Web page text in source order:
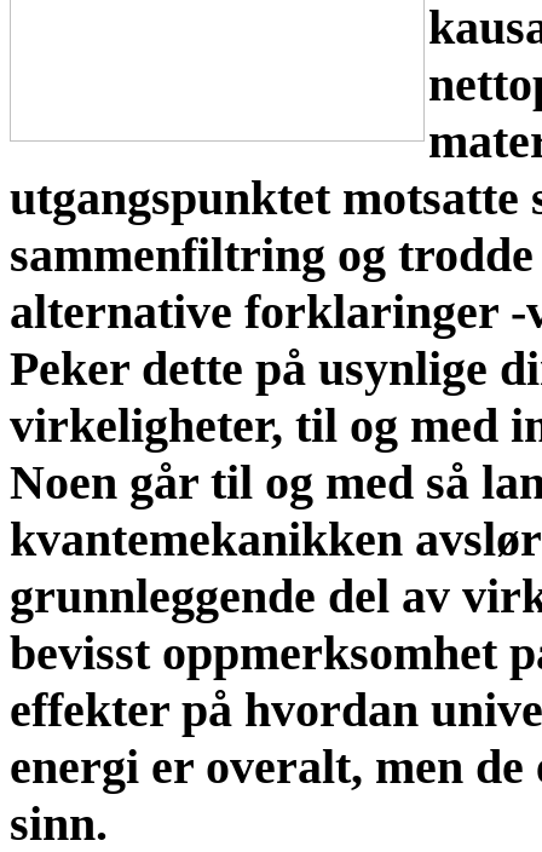
utgangspunktet motsatte
sammenfiltring og
alternative forklaringer
Peker dette på usynlige
virkeligheter, til og med
Noen går til og med så
kvantemekanikken
grunnleggende del av
bevisst oppmerksomhet
effekter på hvordan
energi er overalt, men
sinn.